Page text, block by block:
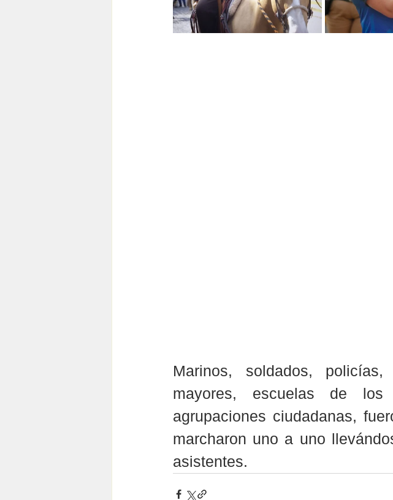
Marinos, soldados,
mayores, escuelas de
agrupaciones ciudadanas,
marcharon uno a uno
asistentes.